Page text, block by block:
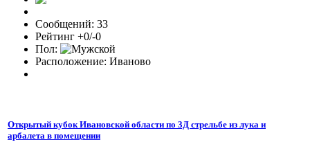
Сообщений: 33
Рейтинг +0/-0
Пол:
Расположение: Иваново
Открытый кубок Ивановской области по 3Д стрельбе из лука и
арбалета в помещении